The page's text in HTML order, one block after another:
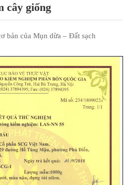
cây giống
bản của Mụn dừa – Đất sạch